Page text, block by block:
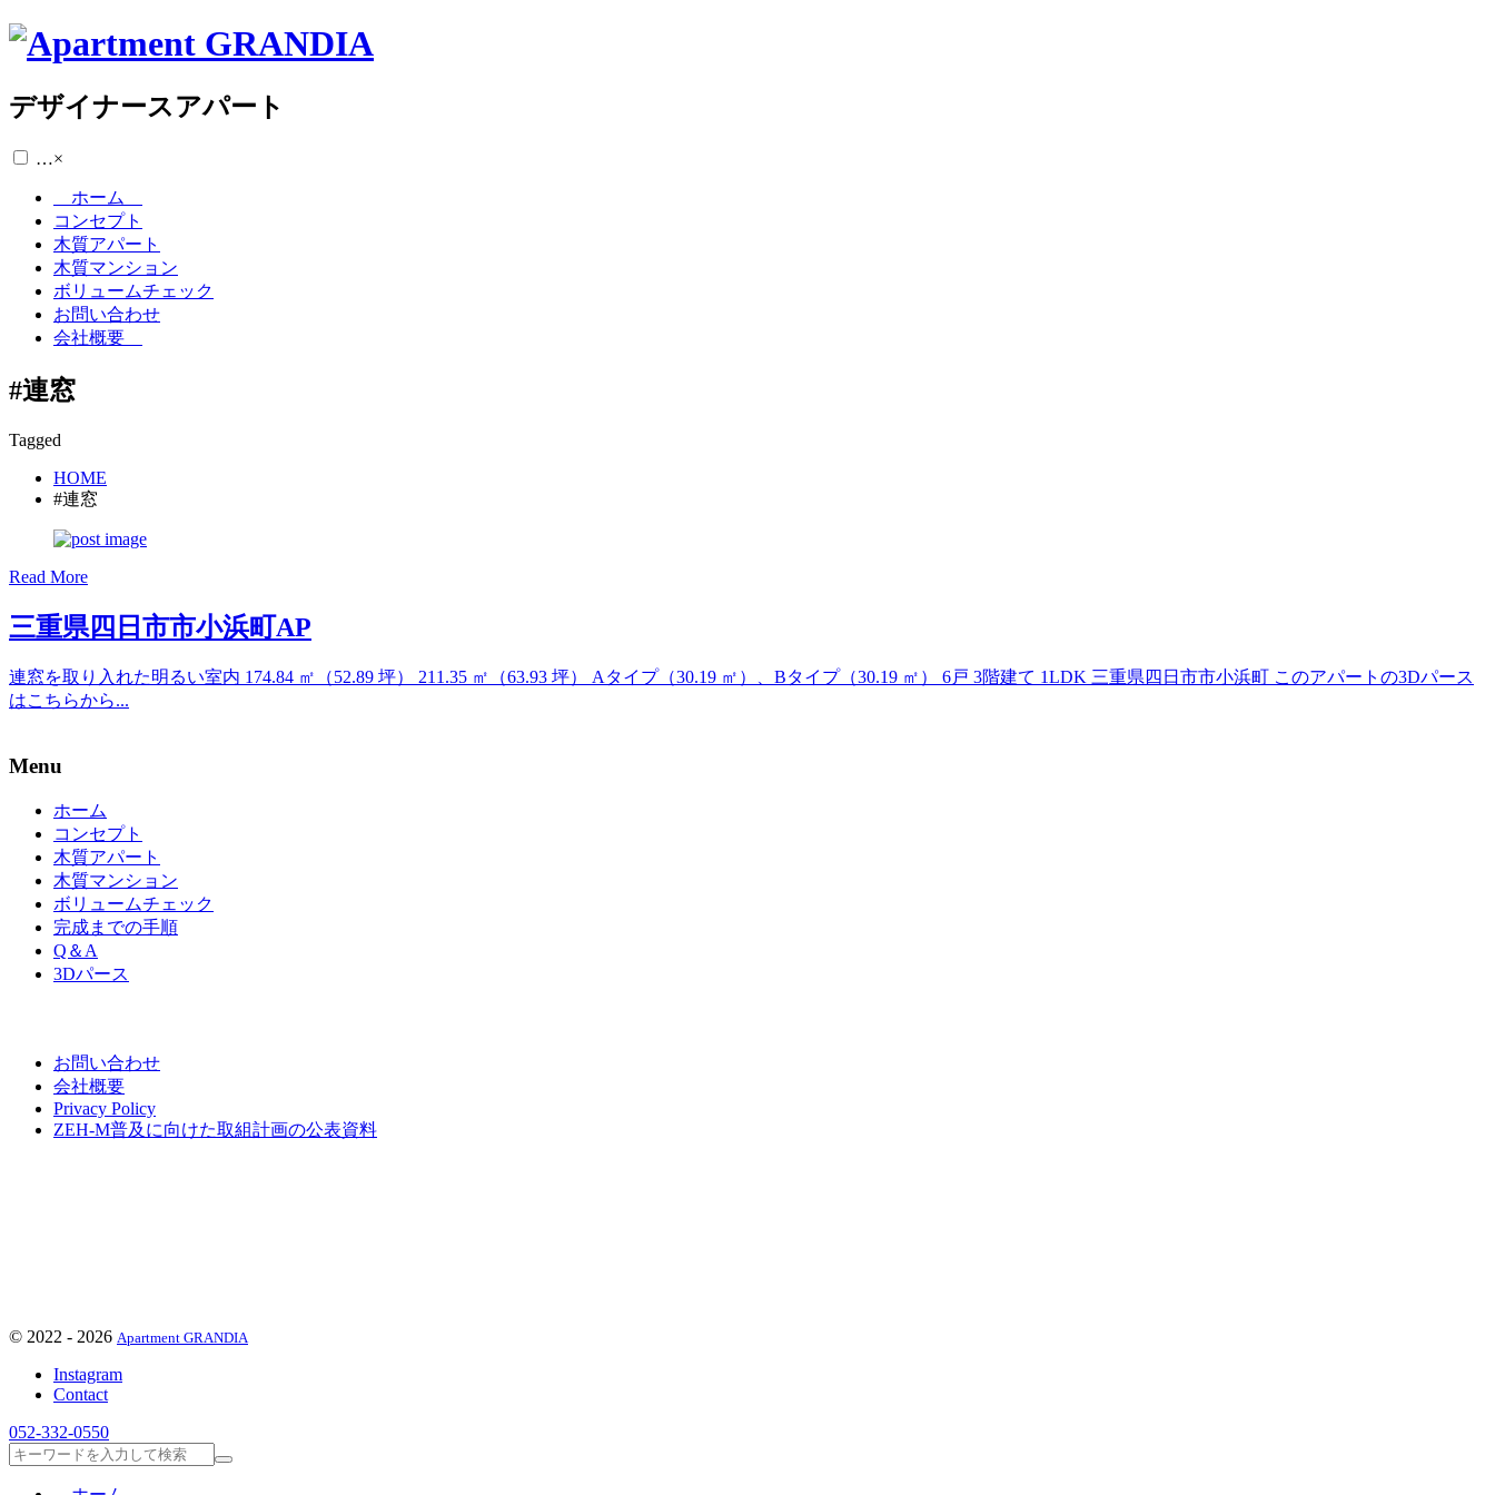
デザイナースアパート
…×
ホーム
コンセプト
木質アパート
木質マンション
ボリュームチェック
お問い合わせ
会社概要
#連窓
Tagged
HOME
#連窓
Read More
三重県四日市市小浜町AP
連窓を取り入れた明るい室内 174.84 ㎡（52.89 坪） 211.35 ㎡（63.93 坪） Aタイプ（30.19 ㎡）、Bタイプ（30.19 ㎡） 6戸 3階建て 1LDK 三重県四日市市小浜町 このアパートの3Dパース
はこちらから...
Menu
ホーム
コンセプト
木質アパート
木質マンション
ボリュームチェック
完成までの手順
Q＆A
3Dパース
お問い合わせ
会社概要
Privacy Policy
ZEH-M普及に向けた取組計画の公表資料
© 2022 - 2026 Apartment GRANDIA
Instagram
Contact
052-332-0550
検